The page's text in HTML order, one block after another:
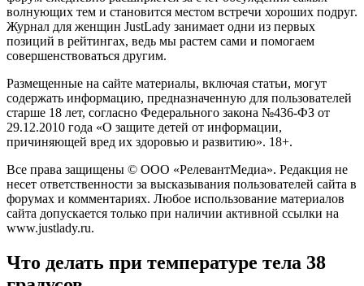
волнующих тем и становится местом встречи хороших подруг.
Журнал для женщин JustLady занимает одни из первых
позиций в рейтингах, ведь мы растем сами и помогаем
совершенствоваться другим.
Размещенные на сайте материалы, включая статьи, могут
содержать информацию, предназначенную для пользователей
старше 18 лет, согласно Федерального закона №436-ФЗ от
29.12.2010 года «О защите детей от информации,
причиняющей вред их здоровью и развитию». 18+.
Все права защищены © OOO «РелевантМедиа». Редакция не
несет ответственности за высказывания пользователей сайта в
форумах и комментариях. Любое использование материалов
сайта допускается только при наличии активной ссылки на
www.justlady.ru.
Что делать при температуре тела 38